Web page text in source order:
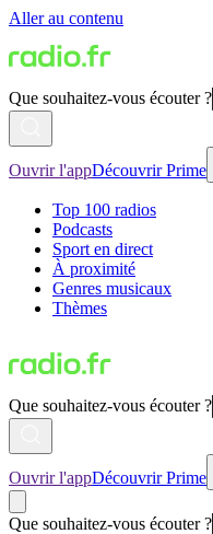
Aller au contenu
Que souhaitez-vous écouter ?
Ouvrir l'appDécouvrir Prime
Top 100 radios
Podcasts
Sport en direct
À proximité
Genres musicaux
Thèmes
Que souhaitez-vous écouter ?
Ouvrir l'appDécouvrir Prime
Que souhaitez-vous écouter ?